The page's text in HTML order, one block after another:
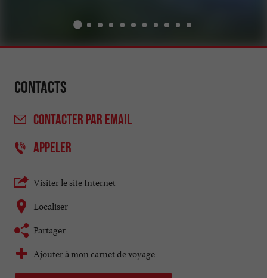
Contacts
CONTACTER PAR EMAIL
APPELER
Visiter le site Internet
Localiser
Partager
Ajouter à mon carnet de voyage